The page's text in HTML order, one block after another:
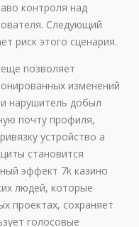
контроля над
Следующий
риск этого сценария.
позволяет
изменений
нарушитель добыл
почту профиля,
устройство а
становится
эффект 7k казино
людей, которые
проектах, сохраняет
голосовые